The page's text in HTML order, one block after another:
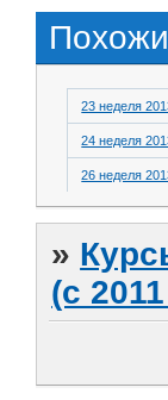
23 неделя
24 неделя
26 неделя
»
(с